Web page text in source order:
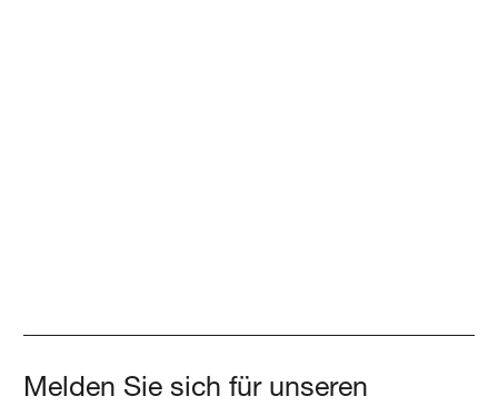
Melden Sie sich für unseren